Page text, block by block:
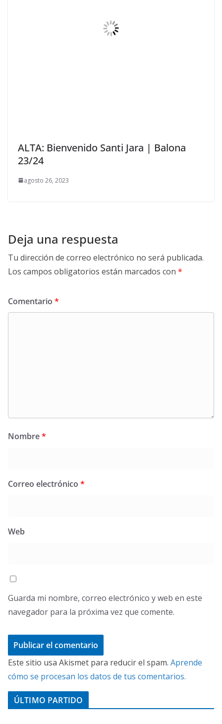
ALTA: Bienvenido Santi Jara | Balona
23/24
agosto 26, 2023
Deja una respuesta
Tu dirección de correo electrónico no será publicada.
Los campos obligatorios están marcados con *
Comentario *
Nombre*
Correo electrónico *
Web
Guarda mi nombre, correo electrónico y web en este
navegador para la próxima vez que comente.
Este sitio usa Akismet para reducir el spam. Aprende
cómo se procesan los datos de tus comentarios.
ÚLTIMO PARTIDO